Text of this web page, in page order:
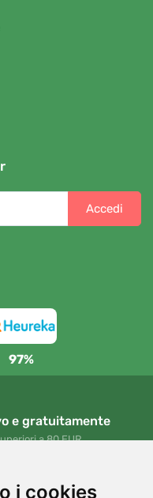
i cookies
Accedi
97%
e gratuitamente
a 80 EUR
in qualsiasi momento